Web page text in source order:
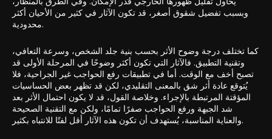
وبسبب تفضيل شقوق أصغر، قد تكون الآثار في كثير من الأحيان أكثر
محدودية.
كما تختلف درجة وضوح الأثر بحسب بنية جلد الشخص، وسرعة التعافي،
وتقنية التطبيق. فالآثار التي تكون أكثر وضوحًا في المرحلة الأولى قد
تصبح أخف مع الوقت. أما في تطبيقات رفع الحواجب غير الجراحية، فلا
يُتوقع عادة أثر شق بالمعنى التقليدي، لكن قد تظهر بعض الحساسيات
المؤقتة المرتبطة بالإجراء. وخلاصة القول، قد لا يكون احتمال الأثر بعد
شد الجبهة ورفع الحواجب صفرًا تمامًا، ولكن مع التقنية الصحيحة
والعناية المناسبة، يُستهدف أن تكون هذه الآثار أقل لفتًا للانتباه بكثير.